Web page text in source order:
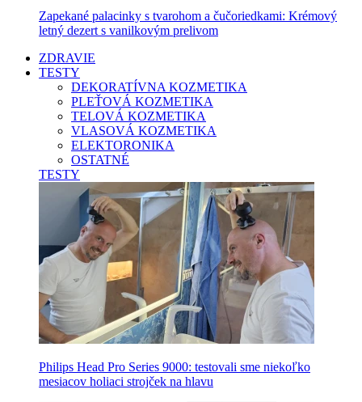
Zapekané palacinky s tvarohom a čučoriedkami: Krémový
letný dezert s vanilkovým prelivom
ZDRAVIE
TESTY
DEKORATÍVNA KOZMETIKA
PLEŤOVÁ KOZMETIKA
TELOVÁ KOZMETIKA
VLASOVÁ KOZMETIKA
ELEKTORONIKA
OSTATNÉ
TESTY
Philips Head Pro Series 9000: testovali sme niekoľko
mesiacov holiaci strojček na hlavu